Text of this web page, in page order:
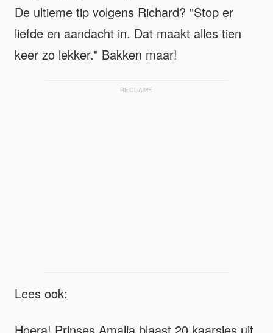
De ultieme tip volgens Richard? "Stop er
liefde en aandacht in. Dat maakt alles tien
keer zo lekker." Bakken maar!
RECLAME
Lees ook:
Hoera! Prinses Amalia blaast 20 kaarsjes uit